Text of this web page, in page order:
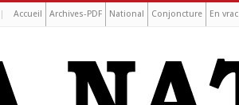
Accueil Archives-PDF National Conjoncture En vrac